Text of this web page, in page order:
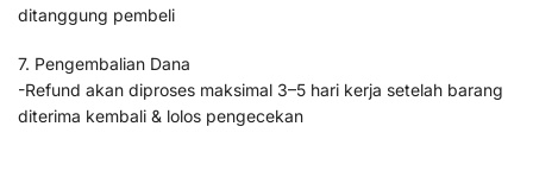
ditanggung pembeli
7. Pengembalian Dana
-Refund akan diproses maksimal 3–5 hari kerja setelah barang
diterima kembali & lolos pengecekan